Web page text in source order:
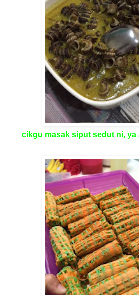
cikgu masak siput sedut ni, ya